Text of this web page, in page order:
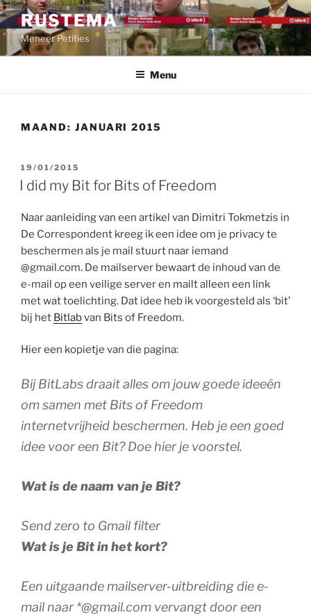
Ga
naar
inhoud
RUSTEMA
Meneer Petities
Menu
MAAND: JANUARI 2015
GEPLAATST
OP
19/01/2015
I did my Bit for Bits of Freedom
Naar aanleiding van een artikel van Dimitri Tokmetzis in
De Correspondent kreeg ik een idee om je privacy te
beschermen als je mail stuurt naar iemand
@gmail.com. De mailserver bewaart de inhoud van de
e-mail op een veilige server en mailt alleen een link
met wat toelichting. Dat idee heb ik voorgesteld als ‘bit’
bij het Bitlabvan Bits of Freedom.
Hier een kopietje van die pagina:
Bij BitLabs draait alles om jouw goede ideeën
om samen met Bits of Freedom
internetvrijheid beschermen. Heb je een goed
idee voor een Bit? Doe hier je voorstel.
Wat is de naam van je Bit?
Send zero to Gmail filter
Wat is je Bit in het kort?
Een uitgaande mailserver-uitbreiding die e-
mail naar *@gmail.com vervangt door een